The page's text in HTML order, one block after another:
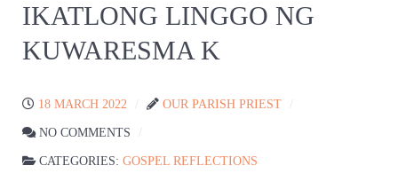
IKATLONG LINGGO NG
KUWARESMA K
18 MARCH 2022 OUR PARISH PRIEST
NO COMMENTS
CATEGORIES: GOSPEL REFLECTIONS